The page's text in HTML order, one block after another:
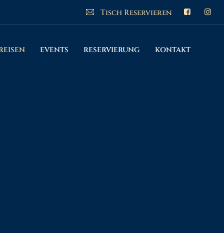
Tisch Reservieren
EVENTS RESERVIERUNG KONTAKT